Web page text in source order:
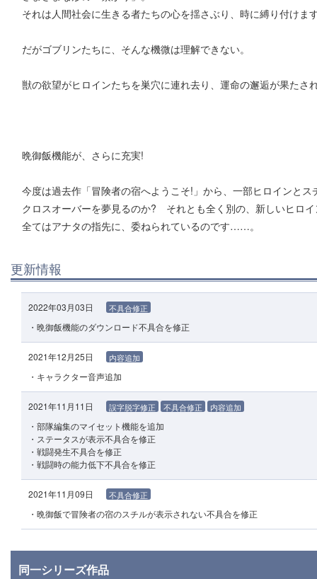
それは人間社会に生きる者たちの心を揺さぶり、時に縛り付けま
だがゴブリンたちに、そんな機微は理解できない。
獣の欲望がヒロインたちを巣穴に連れ去り、運命の邂逅が果た
晩御飯機能が、さらに充実!
今度は過去作「冒険者の宿へようこそ!」から、一部ヒロインとス
クロスオーバーを夢見るのか? それとも全く別の、新しいヒロ
全てはアナタの指先に、委ねられているのです……。
更新情報
2022年03月03日 不具合修正
・晩御飯機能のダウンロード不具合を修正
2021年12月25日 内容追加
・キャラクター音声追加
2021年11月11日 誤字脱字修正 不具合修正 内容追加
・部隊編集のマイセット機能を追加
・ステータスが表示不具合を修正
・戦闘発生不具合を修正
・戦闘時の能力低下不具合を修正
2021年11月09日 不具合修正
・晩御飯で冒険者の宿のスチルが表示されない不具合を修正
同一シリーズ作品